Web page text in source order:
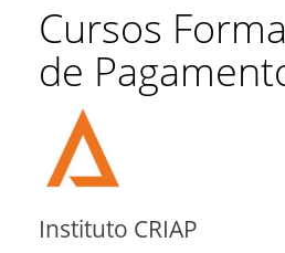
Cursos
de
Instituto CRIAP